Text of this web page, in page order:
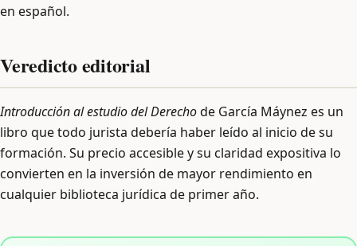
en español.
Veredicto editorial
Introducción al estudio del Derechode García Máynez es un
libro que todo jurista debería haber leído al inicio de su
formación. Su precio accesible y su claridad expositiva lo
convierten en la inversión de mayor rendimiento en
cualquier biblioteca jurídica de primer año.